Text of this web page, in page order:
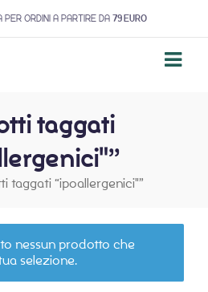
PER ORDINI A PARTIRE DA 79 EURO
taggati
taggati “ipoallergenici"”
nessun prodotto che
selezione.